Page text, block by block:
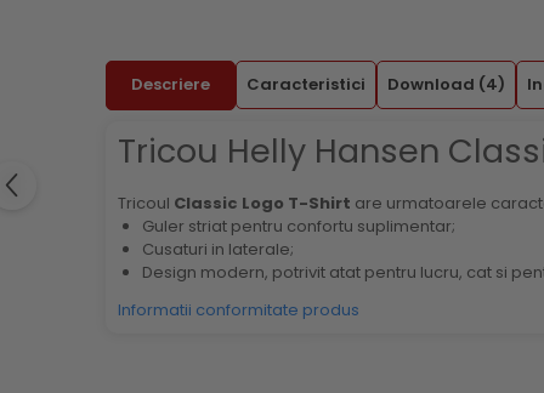
Genunchiere
Alte accesorii echipamente
Genti si trolere
Echipamente specializate
Echipamente muncitori ferma
Echipamente veterinari
Echipamente mulgatori
Descriere Caracteristici Download (4)
Tricou Helly Hansen
Tricoul Classic Logo T-Shirt are urmatoarele
Guler striat pentru confortu suplimentar;
Cusaturi in laterale;
Design modern, potrivit atat pentru lucru, cat si
Informatii conformitate produs